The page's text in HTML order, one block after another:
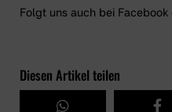
Folgt uns auch bei Facebook
Diesen Artikel teilen